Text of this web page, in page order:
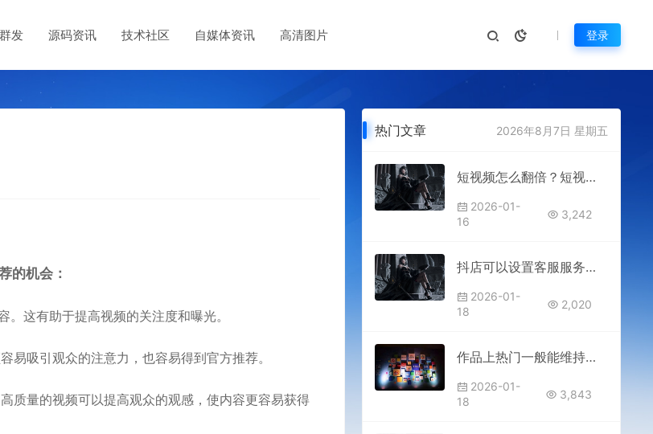
发 源码资讯 技术社区 自媒体资讯 高清图片 登录
的机会：
这有助于提高视频的关注度和曝光。
易吸引观众的注意力，也容易得到官方推荐。
质量的视频可以提高观众的观感，使内容更容易获得
热门文章 2026年8月7日 星期五
短视频怎么翻倍？短视频翻倍的方法
2026-01-
16
3,242
抖店可以设置客服服务时间么？有什么要求？
2026-01-
18
2,020
作品上热门一般能维持多久？火的原因有哪些？
2026-01-
18
3,843